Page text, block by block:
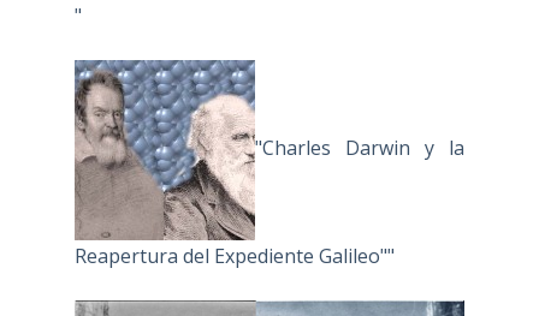
"
"Charles Darwin y la
Reapertura del Expediente Galileo""